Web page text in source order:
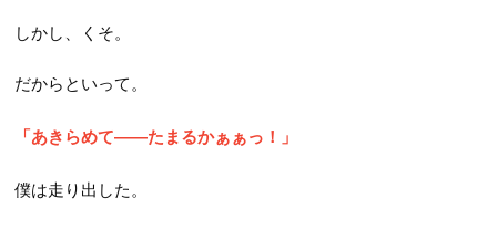
しかし、くそ。
だからといって。
「あきらめて――たまるかぁぁっ！」
僕は走り出した。